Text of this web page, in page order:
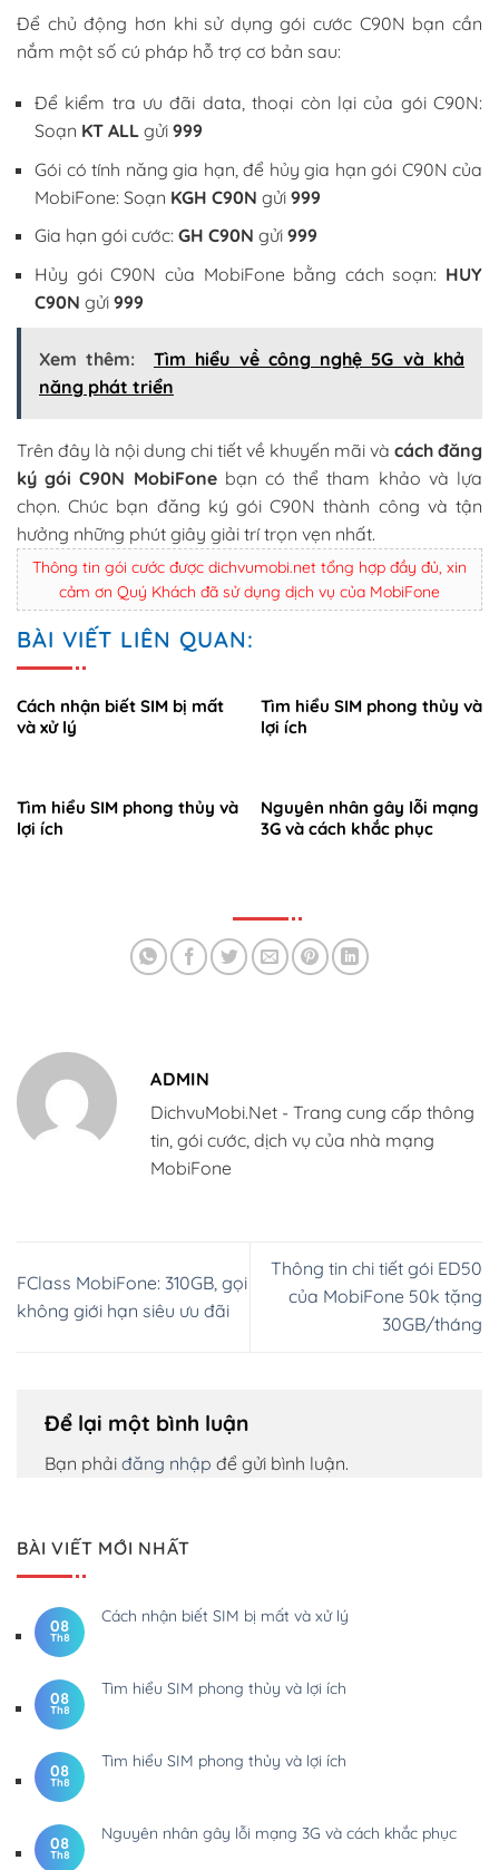
Để chủ động hơn khi sử dụng gói cước C90N bạn cần
nắm một số cú pháp hỗ trợ cơ bản sau:
Để kiểm tra ưu đãi data, thoại còn lại của gói C90N:
Soạn KT ALL gửi 999
Gói có tính năng gia hạn, để hủy gia hạn gói C90N của
MobiFone: Soạn KGH C90N gửi 999
Gia hạn gói cước: GH C90N gửi 999
Hủy gói C90N của MobiFone bằng cách soạn: HUY
C90N gửi 999
Xem thêm:
Tìm hiểu về công nghệ 5G và khả
năng phát triển
Trên đây là nội dung chi tiết về khuyến mãi và cách đăng
ký gói C90N MobiFonebạn có thể tham khảo và lựa
chọn. Chúc bạn đăng ký gói C90Nthành công và tận
hưởng những phút giây giải trí trọn vẹn nhất.
Thông tin gói cước được dichvumobi.net tổng hợp đầy đủ, xin
cảm ơn Quý Khách đã sử dụng dịch vụ của MobiFone
BÀI VIẾT LIÊN QUAN:
Cách nhận biết SIM bị mất
và xử lý
Tìm hiểu SIM phong thủy và
lợi ích
Tìm hiểu SIM phong thủy và
lợi ích
Nguyên nhân gây lỗi mạng
3G và cách khắc phục
ADMIN
DichvuMobi.Net - Trang cung cấp thông
tin, gói cước, dịch vụ của nhà mạng
MobiFone
FClass MobiFone: 310GB, gọi
không giới hạn siêu ưu đãi
Thông tin chi tiết gói ED50
của MobiFone 50k tặng
30GB/tháng
Để lại một bình luận
Bạn phải đăng nhập để gửi bình luận.
BÀI VIẾT MỚI NHẤT
08
Th8
Cách nhận biết SIM bị mất và xử lý
08
Th8
Tìm hiểu SIM phong thủy và lợi ích
08
Th8
Tìm hiểu SIM phong thủy và lợi ích
08
Th8
Nguyên nhân gây lỗi mạng 3G và cách khắc phục